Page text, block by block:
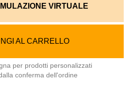
VIRTUALE
AL CARRELLO
per prodotti personalizzati
conferma dell'ordine